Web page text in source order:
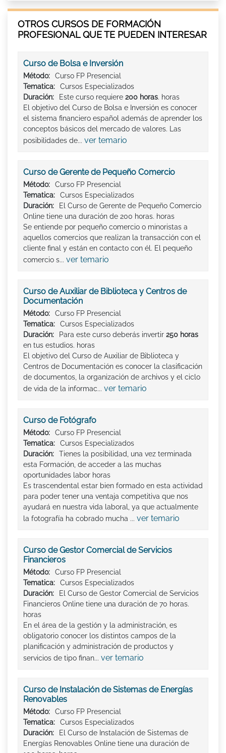
OTROS CURSOS DE FORMACIÓN
PROFESIONAL QUE TE PUEDEN INTERESAR
Curso de Bolsa e Inversión
Método:
Curso FP Presencial
Tematica:
Cursos Especializados
Duración:
Este curso requiere 200 horas. horas
El objetivo del Curso de Bolsa e Inversión es conocer
el sistema financiero español además de aprender los
conceptos básicos del mercado de valores. Las
posibilidades de... ver temario
Curso de Gerente de Pequeño Comercio
Método:
Curso FP Presencial
Tematica:
Cursos Especializados
Duración:
El Curso de Gerente de Pequeño Comercio
Online tiene una duración de 200 horas. horas
Se entiende por pequeño comercio o minoristas a
aquellos comercios que realizan la transacción con el
cliente final y están en contacto con él. El pequeño
comercio s... ver temario
Curso de Auxiliar de Biblioteca y Centros de
Documentación
Método:
Curso FP Presencial
Tematica:
Cursos Especializados
Duración:
Para este curso deberás invertir 250 horas
en tus estudios. horas
El objetivo del Curso de Auxiliar de Biblioteca y
Centros de Documentación es conocer la clasificación
de documentos, la organización de archivos y el ciclo
de vida de la informac... ver temario
Curso de Fotógrafo
Método:
Curso FP Presencial
Tematica:
Cursos Especializados
Duración:
Tienes la posibilidad, una vez terminada
esta Formación, de acceder a las muchas
oportunidades labor horas
Es trascendental estar bien formado en esta actividad
para poder tener una ventaja competitiva que nos
ayudará en nuestra vida laboral, ya que actualmente
la fotografía ha cobrado mucha ... ver temario
Curso de Gestor Comercial de Servicios
Financieros
Método:
Curso FP Presencial
Tematica:
Cursos Especializados
Duración:
El Curso de Gestor Comercial de Servicios
Financieros Online tiene una duración de 70 horas.
horas
En el área de la gestión y la administración, es
obligatorio conocer los distintos campos de la
planificación y administración de productos y
servicios de tipo finan... ver temario
Curso de Instalación de Sistemas de Energías
Renovables
Método:
Curso FP Presencial
Tematica:
Cursos Especializados
Duración:
El Curso de Instalación de Sistemas de
Energías Renovables Online tiene una duración de